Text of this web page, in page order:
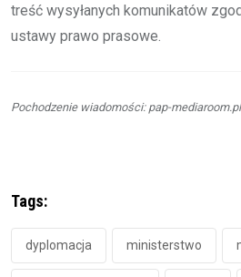
treść wysyłanych komunikatów
ustawy prawo prasowe.
Pochodzenie wiadomości: pap-mediaroom.pl
Tags:
dyplomacja ministerstwo